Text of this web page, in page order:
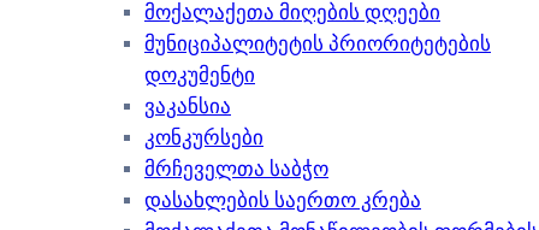
მოქალაქეთა მიღების დღეები
მუნიციპალიტეტის პრიორიტეტების
დოკუმენტი
ვაკანსია
კონკურსები
მრჩეველთა საბჭო
დასახლების საერთო კრება